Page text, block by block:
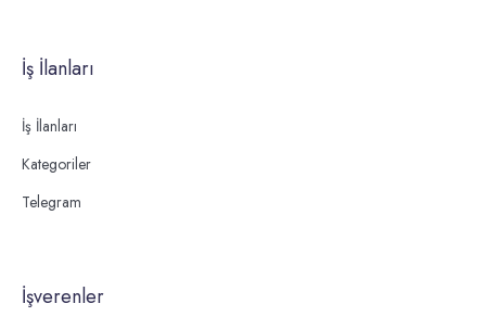
İş İlanları
İş İlanları
Kategoriler
Telegram
İşverenler